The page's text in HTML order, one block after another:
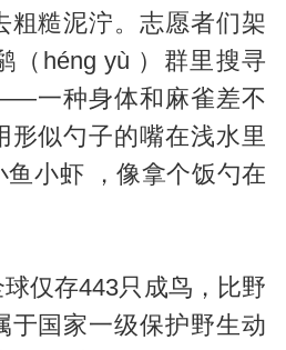
粗糙泥泞。志愿者们架
（héng yù ）群里搜寻
一种身体和麻雀差不
形似勺子的嘴在浅水里
小虾 ，像拿个饭勺在
仅存443只成鸟，比野
于国家一级保护野生动